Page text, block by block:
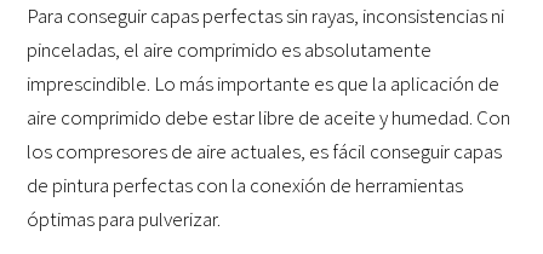
Para conseguir capas perfectas sin rayas, inconsistencias ni
pinceladas, el aire comprimido es absolutamente
imprescindible. Lo más importante es que la aplicación de
aire comprimido debe estar libre de aceite y humedad. Con
los compresores de aire actuales, es fácil conseguir capas
de pintura perfectas con la conexión de herramientas
óptimas para pulverizar.